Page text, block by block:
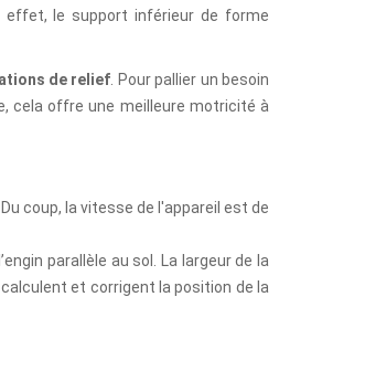
effet, le support inférieur de forme
de relief . Pour pallier un besoin
cela offre une meilleure motricité à
coup, la vitesse de l'appareil est de
parallèle au sol. La largeur de la
et corrigent la position de la